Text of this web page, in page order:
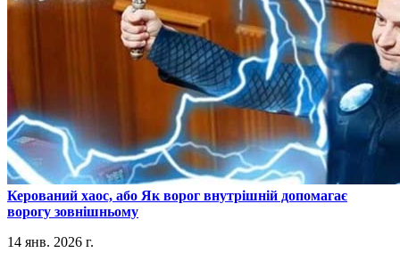
​Керований хаос, або Як ворог внутрішній допомагає
ворогу зовнішньому
14 янв. 2026 г.